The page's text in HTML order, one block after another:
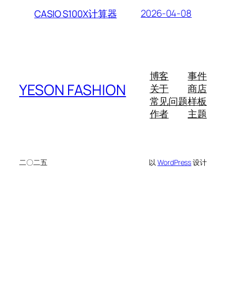
CASIO S100X计算器 2026-04-08
YESON FASHION
博客
关于
常见问题
作者
事件
商店
样板
主题
二〇二五 以WordPress设计